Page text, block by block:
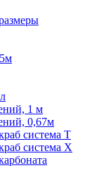
1 м
0,67м
система Т
система Х